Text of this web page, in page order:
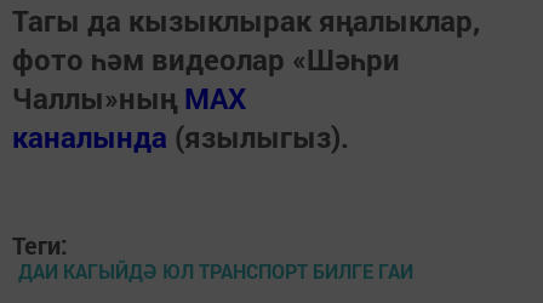
Тагы да кызыклырак яңалыклар,
фото һәм видеолар «Шәһри
Чаллы»ның MAX
каналында (язылыгыз).
Теги:
ДАИ КАГЫЙДӘ ЮЛ ТРАНСПОРТ БИЛГЕ ГАИ